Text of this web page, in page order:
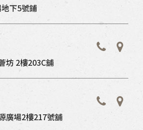
下5號鋪
坊 2樓203C舖
廣場2樓217號舖